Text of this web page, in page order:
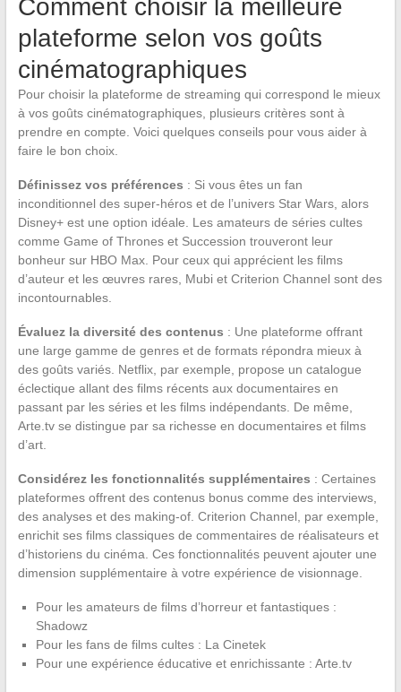
Comment choisir la meilleure
plateforme selon vos goûts
cinématographiques
Pour choisir la plateforme de streaming qui correspond le mieux
à vos goûts cinématographiques, plusieurs critères sont à
prendre en compte. Voici quelques conseils pour vous aider à
faire le bon choix.
Définissez vos préférences : Si vous êtes un fan
inconditionnel des super-héros et de l’univers Star Wars, alors
Disney+ est une option idéale. Les amateurs de séries cultes
comme Game of Thrones et Succession trouveront leur
bonheur sur HBO Max. Pour ceux qui apprécient les films
d’auteur et les œuvres rares, Mubi et Criterion Channel sont des
incontournables.
Évaluez la diversité des contenus : Une plateforme offrant
une large gamme de genres et de formats répondra mieux à
des goûts variés. Netflix, par exemple, propose un catalogue
éclectique allant des films récents aux documentaires en
passant par les séries et les films indépendants. De même,
Arte.tv se distingue par sa richesse en documentaires et films
d’art.
Considérez les fonctionnalités supplémentaires : Certaines
plateformes offrent des contenus bonus comme des interviews,
des analyses et des making-of. Criterion Channel, par exemple,
enrichit ses films classiques de commentaires de réalisateurs et
d’historiens du cinéma. Ces fonctionnalités peuvent ajouter une
dimension supplémentaire à votre expérience de visionnage.
Pour les amateurs de films d’horreur et fantastiques :
Shadowz
Pour les fans de films cultes : La Cinetek
Pour une expérience éducative et enrichissante : Arte.tv